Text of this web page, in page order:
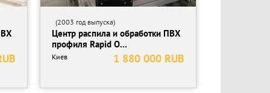
(2003 год выпуска)
Центр распила и обработки ПВХ
профиля Rapid O...
1 880 000 RUB
Киев